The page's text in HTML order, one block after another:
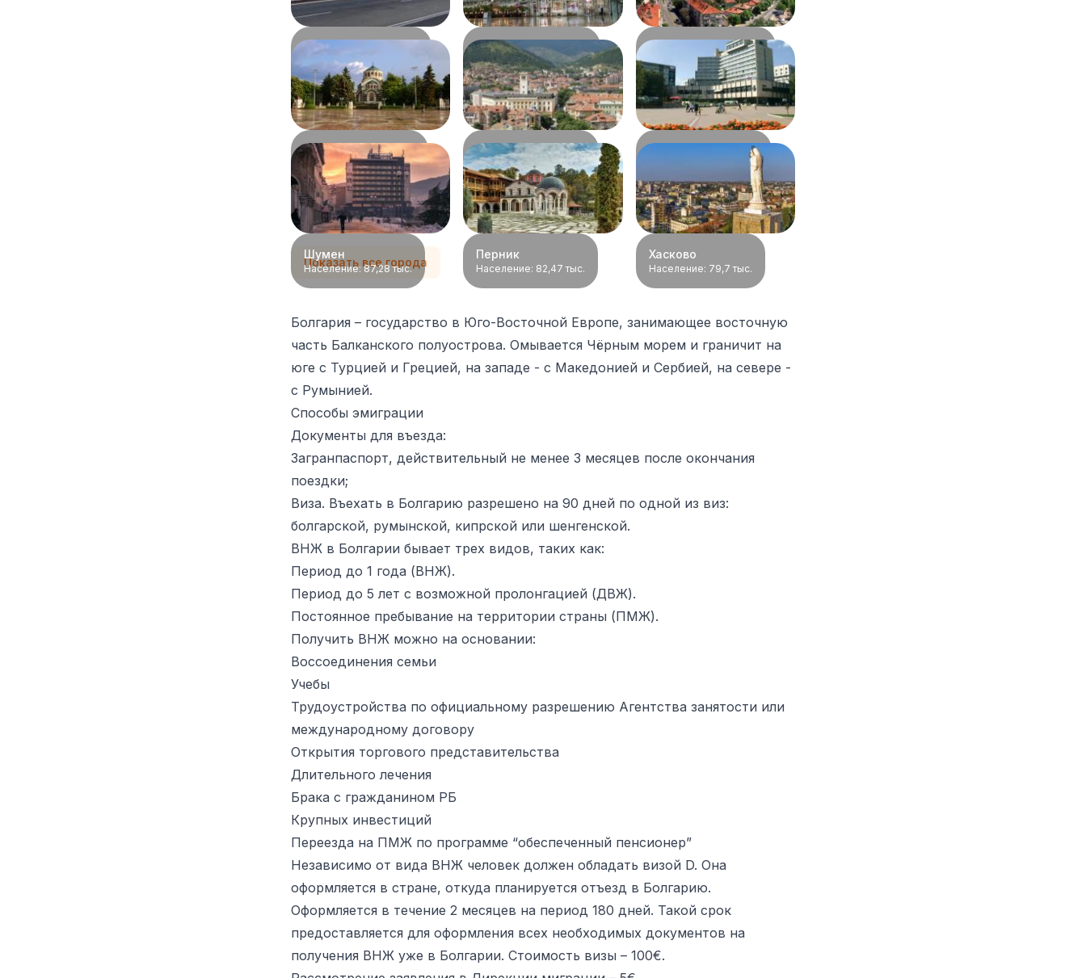
Бургас
Население: 226,87 тыс.
Русе
Население: 163,71 тыс.
Стара-Загора
Население:143,43 тыс.
Плевен
Население:118,68 тыс.
Сливен
Население:96,37 тыс. 94,83 тыс.
Шумен
Население:87,28 тыс.
Перник
Население: 82,47 тыс.
Хасково
Население: 79,7 тыс.
Показать все города
Болгария – государство в Юго-Восточной Европе, занимающее восточную
часть Балканского полуострова. Омывается Чёрным морем и граничит на
юге с Турцией и Грецией, на западе - с Македонией и Сербией, на севере -
с Румынией.
Способы эмиграции
Документы для въезда:
Загранпаспорт, действительный не менее 3 месяцев после окончания
поездки;
Виза. Въехать в Болгарию разрешено на 90 дней по одной из виз:
болгарской, румынской, кипрской или шенгенской.
ВНЖ в Болгарии бывает трех видов, таких как:
Период до 1 года (ВНЖ).
Период до 5 лет с возможной пролонгацией (ДВЖ).
Постоянное пребывание на территории страны (ПМЖ).
Получить ВНЖ можно на основании:
Воссоединения семьи
Учебы
Трудоустройства по официальному разрешению Агентства занятости или
международному договору
Открытия торгового представительства
Длительного лечения
Брака с гражданином РБ
Крупных инвестиций
Переезда на ПМЖ по программе “обеспеченный пенсионер”
Независимо от вида ВНЖ человек должен обладать визой D. Она
оформляется в стране, откуда планируется отъезд в Болгарию.
Оформляется в течение 2 месяцев на период 180 дней. Такой срок
предоставляется для оформления всех необходимых документов на
получения ВНЖ уже в Болгарии. Стоимость ­визы – 100€.